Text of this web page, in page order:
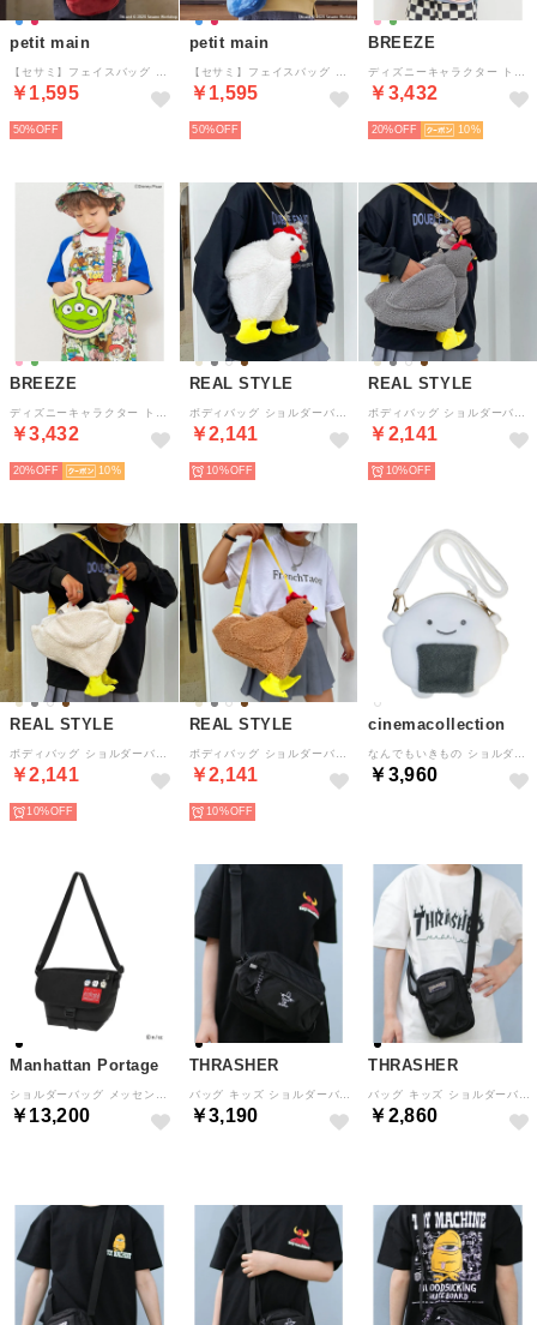
petit main
￥1,595
50%
petit main
￥1,595
50%
BREEZE
￥3,432
20% 10
BREEZE
￥3,432
20% 10
REAL STYLE
￥2,141
10%
REAL STYLE
￥2,141
10%
REAL STYLE
￥2,141
10%
REAL STYLE
￥2,141
10%
cinemacollection
￥3,960
Manhattan Portage
￥13,200
THRASHER
￥3,190
THRASHER
￥2,860